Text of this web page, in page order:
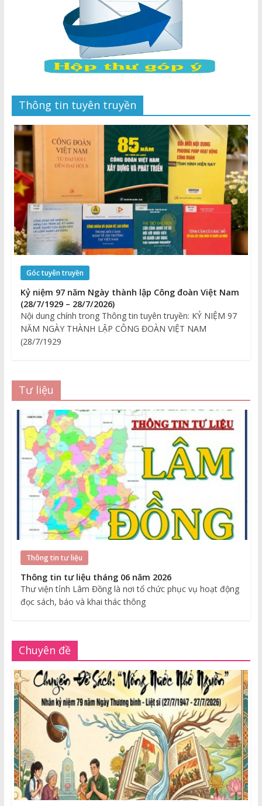
Thông tin tuyên truyền
Góc tuyên truyền
Kỷ niệm 97 năm Ngày thành lập Công đoàn Việt Nam
(28/7/1929 – 28/7/2026)
Nội dung chính trong Thông tin tuyên truyền: KỶ NIỆM 97
NĂM NGÀY THÀNH LẬP CÔNG ĐOÀN VIỆT NAM
(28/7/1929
Tư liệu
Thông tin tư liệu
Thông tin tư liệu tháng 06 năm 2026
Thư viện tỉnh Lâm Đồng là nơi tổ chức phục vụ hoạt động
đọc sách, báo và khai thác thông
Chuyên đề